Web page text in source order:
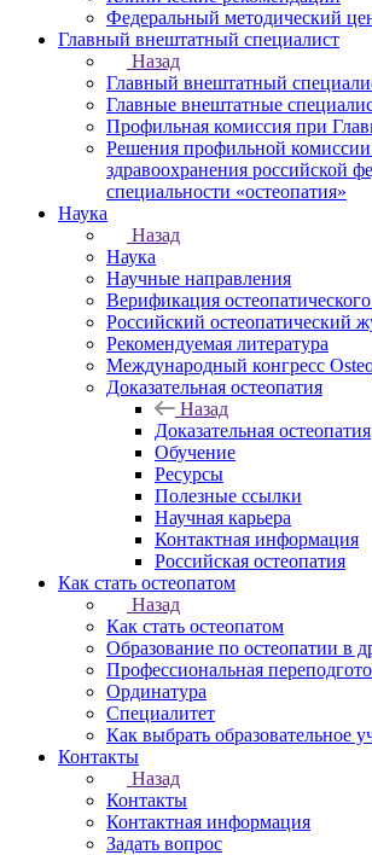
Федеральный методический
Главный внештатный специалист
Назад
Главный внештатный
Главные внештатные
Профильная комиссия при
Решения профильной комиссии
здравоохранения российской
специальности «остеопатия»
Наука
Назад
Наука
Научные направления
Верификация
Российский остеопатический
Рекомендуемая литература
Международный конгресс
Доказательная остеопатия
Назад
Доказательная остеопатия
Обучение
Ресурсы
Полезные ссылки
Научная карьера
Контактная информация
Российская остеопатия
Как стать остеопатом
Назад
Как стать остеопатом
Образование по остеопатии в
Профессиональная
Ординатура
Специалитет
Как выбрать образовательное
Контакты
Назад
Контакты
Контактная информация
Задать вопрос